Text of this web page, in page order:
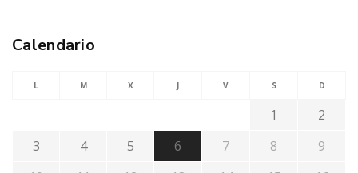
Calendario
L M X J V S D
1
2
3
4 5 6 7 8
9